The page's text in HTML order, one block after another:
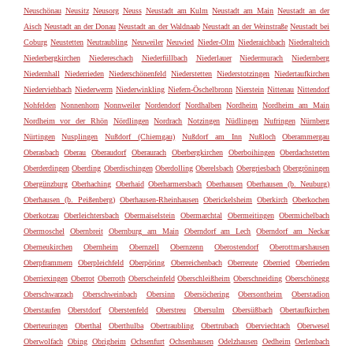
Neuschönau Neusitz Neusorg Neuss Neustadt am Kulm Neustadt am Main Neustadt an der
Aisch Neustadt an der Donau Neustadt an der Waldnaab Neustadt an der Weinstraße Neustadt bei
Coburg Neustetten Neutraubling Neuweiler Neuwied Nieder-Olm Niederaichbach Niederalteich
Niederbergkirchen
Niedereschach Niederfüllbach Niederlauer Niedermurach
Niedernberg
Niedernhall
Niederrieden Niederschönenfeld Niederstetten Niederstotzingen Niedertaufkirchen
Niederviehbach Niederwerrn Niederwinkling Niefern-Öschelbronn Nierstein Nittenau Nittendorf
Nohfelden Nonnenhorn Nonnweiler Nordendorf Nordhalben Nordheim
Nordheim am Main
Nordheim vor der Rhön
Nördlingen Nordrach Notzingen Nüdlingen Nufringen
Nürnberg
Nürtingen
Nusplingen Nußdorf (Chiemgau) Nußdorf am Inn Nußloch
Oberammergau
Oberasbach
Oberau Oberaudorf Oberaurach Oberbergkirchen Oberboihingen
Oberdachstetten
Oberderdingen Oberding Oberdischingen Oberdolling Oberelsbach Obergriesbach Obergröningen
Obergünzburg Oberhaching Oberhaid Oberharmersbach Oberhausen Oberhausen (b. Neuburg)
Oberhausen (b. Peißenberg) Oberhausen-Rheinhausen Oberickelsheim Oberkirch Oberkochen
Oberkotzau
Oberleichtersbach Obermaiselstein Obermarchtal Obermeitingen
Obermichelbach
Obermoschel
Obernbreit Obernburg am Main Oberndorf am Lech
Oberndorf am Neckar
Oberneukirchen
Obernheim Obernzell Obernzenn Oberostendorf
Oberottmarshausen
Oberpframmern
Oberpleichfeld Oberpöring Oberreichenbach Oberreute Oberried
Oberrieden
Oberriexingen Oberrot Oberroth Oberscheinfeld Oberschleißheim Oberschneiding Oberschönegg
Oberschwarzach
Oberschweinbach Obersinn Obersöchering Obersontheim
Oberstadion
Oberstaufen
Oberstdorf Oberstenfeld Oberstreu Obersulm Obersüßbach
Obertaufkirchen
Oberteuringen
Oberthal Oberthulba Obertraubling Obertrubach Oberviechtach
Oberwesel
Oberwolfach Obing Obrigheim Ochsenfurt Ochsenhausen Odelzhausen Oedheim Oerlenbach